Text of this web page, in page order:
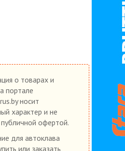
о товарах и
портале
носит
характер и не
публичной офертой.
для автоклава
или заказать